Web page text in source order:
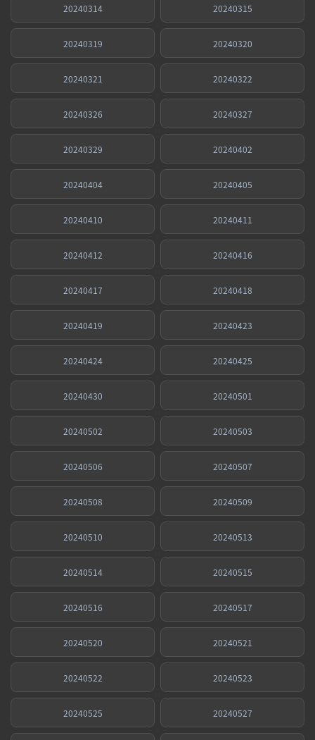
20240314 20240315
20240319 20240320
20240321 20240322
20240326 20240327
20240329 20240402
20240404 20240405
20240410 20240411
20240412 20240416
20240417 20240418
20240419 20240423
20240424 20240425
20240430 20240501
20240502 20240503
20240506 20240507
20240508 20240509
20240510 20240513
20240514 20240515
20240516 20240517
20240520 20240521
20240522 20240523
20240525 20240527